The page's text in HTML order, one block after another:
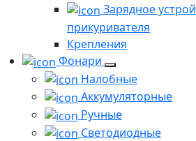
Зарядное
прикуривателя
Крепления
Фонари
Налобные
Аккумуляторные
Ручные
Светодиодные